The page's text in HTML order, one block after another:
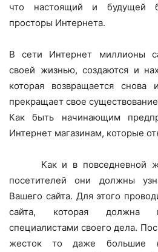
что настоящий и будущей
просторы Интернета.
В сети Интернет миллионы
своей жизнью, создаются и
которая возвращается
прекращает свое
Как быть начинающим
Интернет магазинам, которые
Как и в повседневной
посетителей они должны
Вашего сайта. Для этого
сайта, которая должна
специалистами своего дела.
жесток то даже большие